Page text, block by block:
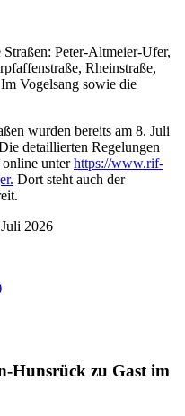
Peter-Altmeier-Ufer,
Rheinstraße,
Vogelsang sowie die
wurden bereits am 8. Juli
detaillierten Regelungen
unterhttps://www.rif-
Dort steht auch der
2026
Hunsrück zu Gast im